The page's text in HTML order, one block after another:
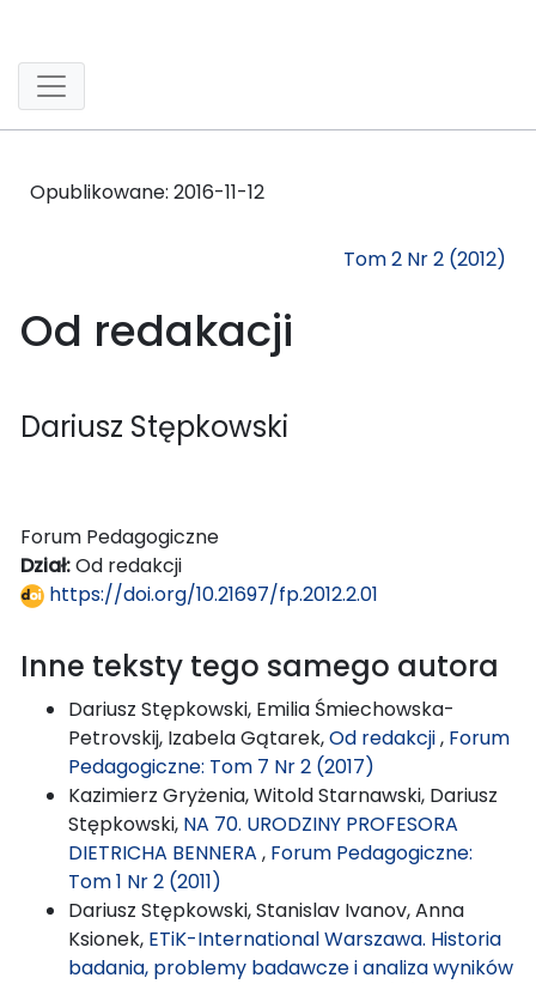
Opublikowane: 2016-11-12
Tom 2 Nr 2 (2012)
Od redakacji
Dariusz Stępkowski
Forum Pedagogiczne
Dział:Od redakcji
https://doi.org/10.21697/fp.2012.2.01
Inne teksty tego samego autora
Dariusz Stępkowski, Emilia Śmiechowska-
Petrovskij, Izabela Gątarek,Od redakcji, Forum
Pedagogiczne: Tom 7 Nr 2 (2017)
Kazimierz Gryżenia, Witold Starnawski, Dariusz
Stępkowski, NA 70. URODZINY PROFESORA
DIETRICHA BENNERA , Forum Pedagogiczne:
Tom 1 Nr 2 (2011)
Dariusz Stępkowski, Stanislav Ivanov, Anna
Ksionek, ETiK-International Warszawa. Historia
badania, problemy badawcze i analiza wyników